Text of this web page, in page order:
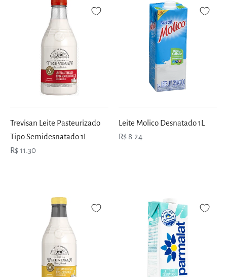
Trevisan Leite Pasteurizado
Tipo Semidesnatado 1L
R$ 11.30
Leite Molico Desnatado 1L
R$ 8.24